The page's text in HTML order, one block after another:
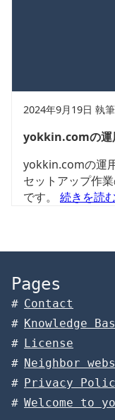
2024年9月19日 執筆
yokkin.comの運
yokkin.comの運
セットアップ作
です。 続きを読む
Pages
Contact
Knowledge
License
Neighbor
Privacy
Welcome to